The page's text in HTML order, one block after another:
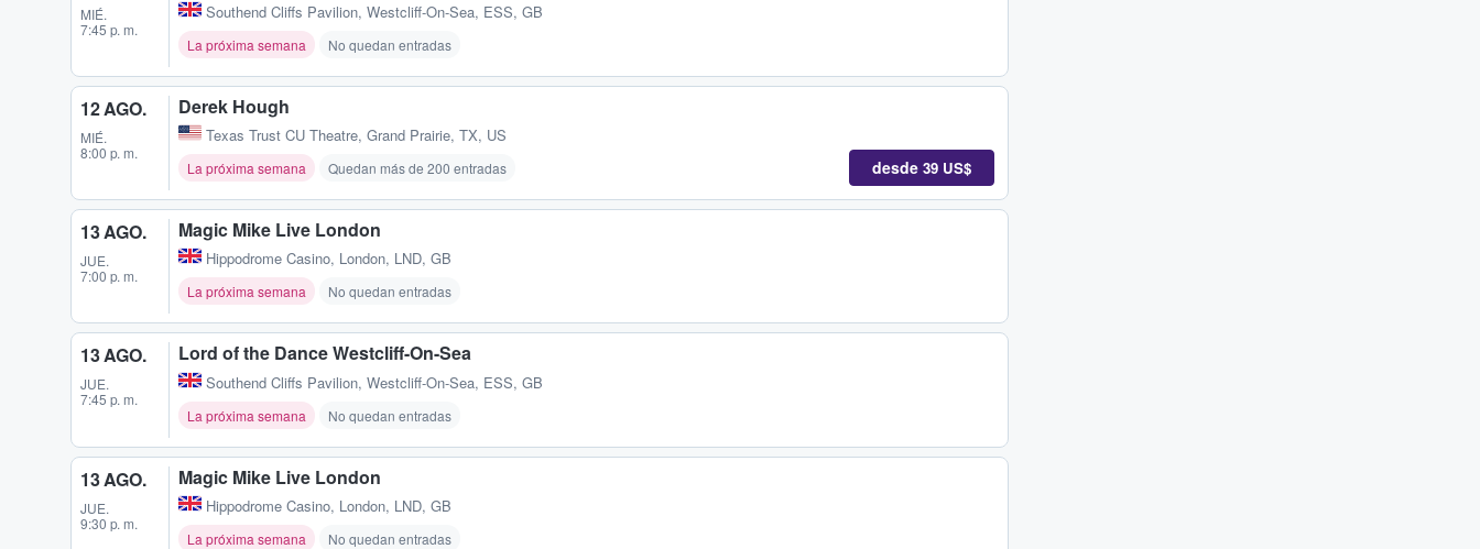
MIÉ.
7:45 p. m.
Southend Cliffs Pavilion, Westcliff-On-Sea, ESS, GB
La próxima semana No quedan entradas
12 AGO.
MIÉ.
8:00 p. m.
Derek Hough
Texas Trust CU Theatre, Grand Prairie, TX, US
La próxima semana Quedan más de 200 entradas desde 39 US$
13 AGO.
JUE.
7:00 p. m.
Magic Mike Live London
Hippodrome Casino, London, LND, GB
La próxima semana No quedan entradas
13 AGO.
JUE.
7:45 p. m.
Lord of the Dance Westcliff-On-Sea
Southend Cliffs Pavilion, Westcliff-On-Sea, ESS, GB
La próxima semana No quedan entradas
13 AGO.
JUE.
9:30 p. m.
Magic Mike Live London
Hippodrome Casino, London, LND, GB
La próxima semana No quedan entradas